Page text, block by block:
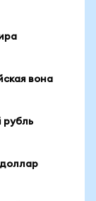
вона
рубль
доллар